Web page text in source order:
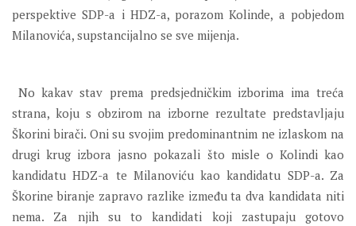
perspektive SDP-a i HDZ-a, porazom Kolinde, a pobjedom
Milanovića, supstancijalno se sve mijenja.
No kakav stav prema predsjedničkim izborima ima treća
strana, koju s obzirom na izborne rezultate predstavljaju
Škorini birači. Oni su svojim predominantnim ne izlaskom na
drugi krug izbora jasno pokazali što misle o Kolindi kao
kandidatu HDZ-a te Milanoviću kao kandidatu SDP-a. Za
Škorine biranje zapravo razlike između ta dva kandidata niti
nema. Za njih su to kandidati koji zastupaju gotovo